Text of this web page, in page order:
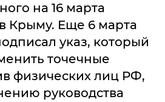
на 16 марта
Крыму. Еще 6 марта
указ, который
точечные
физических лиц РФ,
руководства